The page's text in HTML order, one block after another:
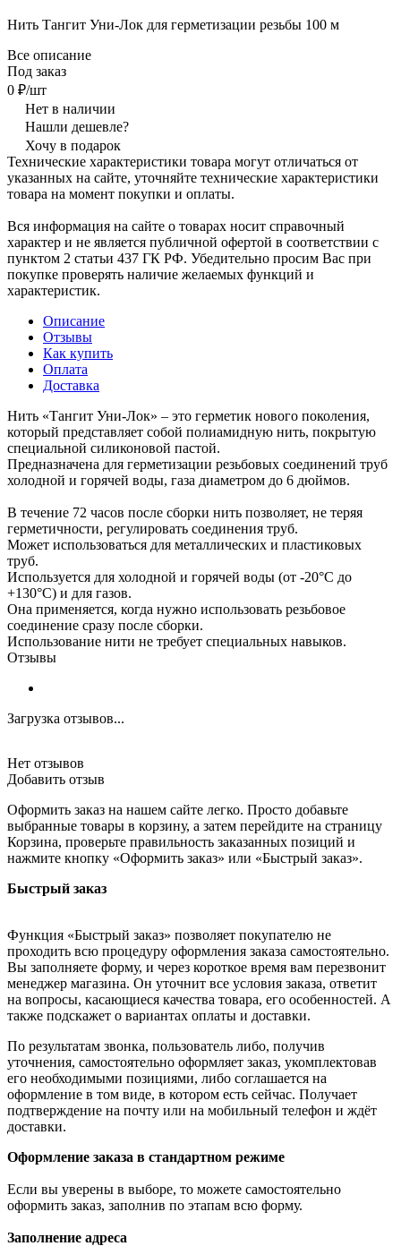
Нить Тангит Уни-Лок для герметизации резьбы 100 м
Все описание
Под заказ
0 ₽/шт
Нет в наличии
Нашли дешевле?
Хочу в подарок
Технические характеристики товара могут отличаться от
указанных на сайте, уточняйте технические характеристики
товара на момент покупки и оплаты.
Вся информация на сайте о товарах носит справочный
характер и не является публичной офертой в соответствии с
пунктом 2 статьи 437 ГК РФ. Убедительно просим Вас при
покупке проверять наличие желаемых функций и
характеристик.
Описание
Отзывы
Как купить
Оплата
Доставка
Нить «Тангит Уни-Лок» – это герметик нового поколения,
который представляет собой полиамидную нить, покрытую
специальной силиконовой пастой.
Предназначена для герметизации резьбовых соединений труб
холодной и горячей воды, газа диаметром до 6 дюймов.
В течение 72 часов после сборки нить позволяет, не теряя
герметичности, регулировать соединения труб.
Может использоваться для металлических и пластиковых
труб.
Используется для холодной и горячей воды (от -20°С до
+130°С) и для газов.
Она применяется, когда нужно использовать резьбовое
соединение сразу после сборки.
Использование нити не требует специальных навыков.
Отзывы
Загрузка отзывов...
Нет отзывов
Добавить отзыв
Оформить заказ на нашем сайте легко. Просто добавьте
выбранные товары в корзину, а затем перейдите на страницу
Корзина, проверьте правильность заказанных позиций и
нажмите кнопку «Оформить заказ» или «Быстрый заказ».
Быстрый заказ
Функция «Быстрый заказ» позволяет покупателю не
проходить всю процедуру оформления заказа самостоятельно.
Вы заполняете форму, и через короткое время вам перезвонит
менеджер магазина. Он уточнит все условия заказа, ответит
на вопросы, касающиеся качества товара, его особенностей. А
также подскажет о вариантах оплаты и доставки.
По результатам звонка, пользователь либо, получив
уточнения, самостоятельно оформляет заказ, укомплектовав
его необходимыми позициями, либо соглашается на
оформление в том виде, в котором есть сейчас. Получает
подтверждение на почту или на мобильный телефон и ждёт
доставки.
Оформление заказа в стандартном режиме
Если вы уверены в выборе, то можете самостоятельно
оформить заказ, заполнив по этапам всю форму.
Заполнение адреса